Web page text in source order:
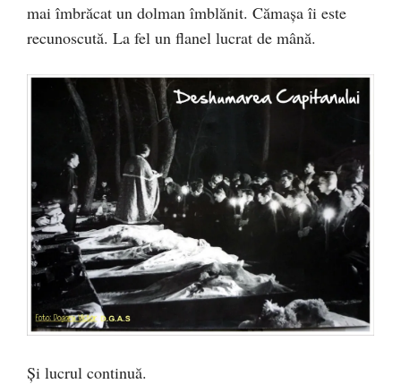
mai îmbrăcat un dolman îmblănit. Cămaşa îi este
recunoscută. La fel un flanel lucrat de mână.
Şi lucrul continuă.